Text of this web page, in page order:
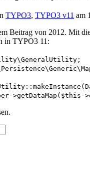
TYPO3, TYPO3 v11 am
Beitrag von 2012. Mit
in TYPO3 11:
>getDataMap($this-